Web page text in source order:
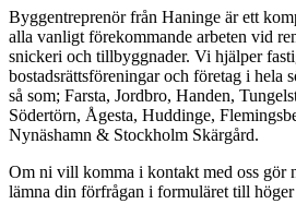
Byggentreprenör från Haninge är ett
alla vanligt förekommande arbeten vid
snickeri och tillbyggnader. Vi hjälper
bostadsrättsföreningar och företag i hela
så som; Farsta, Jordbro, Handen,
Södertörn, Ågesta, Huddinge,
Nynäshamn & Stockholm Skärgård.
Om ni vill komma i kontakt med oss gör
lämna din förfrågan i formuläret till höger